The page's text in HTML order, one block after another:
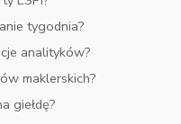
tygodnia?
analityków?
maklerskich?
giełdę?